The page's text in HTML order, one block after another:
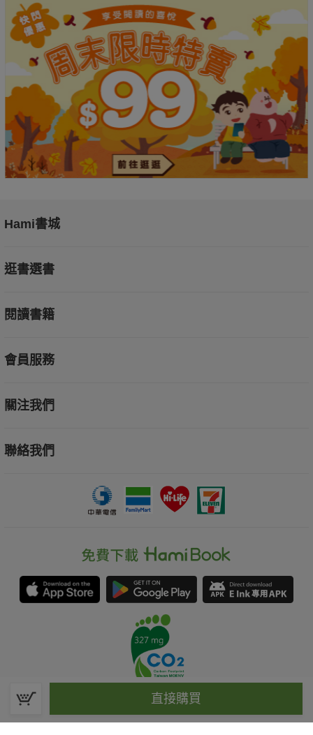
直接購買
Hami書城
逛書選書
閱讀書籍
會員服務
關注我們
聯絡我們
春水堂科技娛樂股份有限公司(統一編號：70476915)